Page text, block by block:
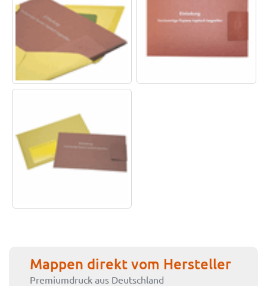
Mappen direkt vom Hersteller
Premiumdruck aus Deutschland